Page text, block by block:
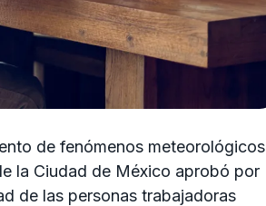
de fenómenos meteorológicos
la Ciudad de México aprobó por
de las personas trabajadoras